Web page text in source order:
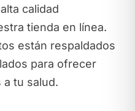
calidad
tienda en línea.
están respaldados
para ofrecer
tu salud.